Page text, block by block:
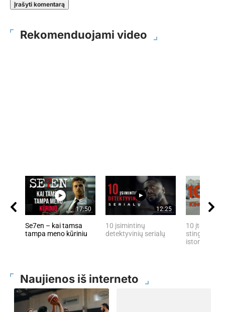
Rekomenduojami video
17:50
Se7en – kai tamsa
tampa meno kūriniu
12:25
10 įsimintinų
detektyvinių serialų
10 įtemptų,
stingdančių
istorijų
Naujienos iš interneto